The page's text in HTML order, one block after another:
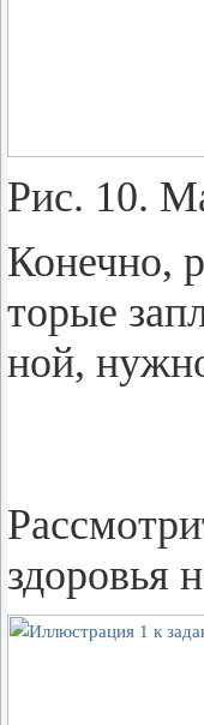
Рис. 10.
Ко­неч­но,
то­рые
ной,
здо­ро­вья